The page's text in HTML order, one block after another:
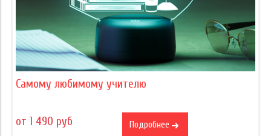
Самому любимому учителю
от 1 490 руб Подробнее